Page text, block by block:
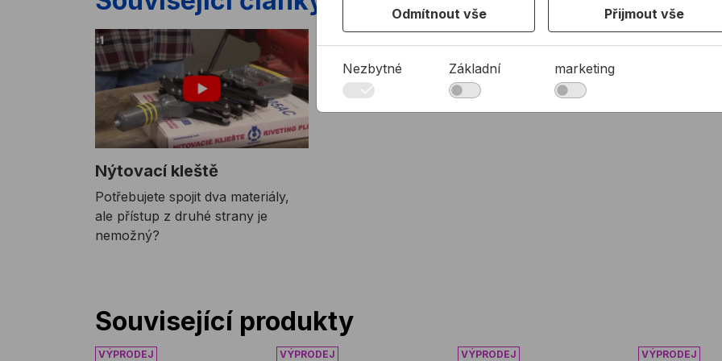
Nýtovací kleště
Potřebujete spojit dva materiály,
ale přístup z druhé strany je
nemožný?
Související produkty
Vrták do kovu PROFIL HSS černýVrták do kovu PROFIL HSS výbrusovýVrták do kovu PROFIL kobaltovýVrták do
Odmítnout vše Přijmout vše
Nezbytné Základní marketing